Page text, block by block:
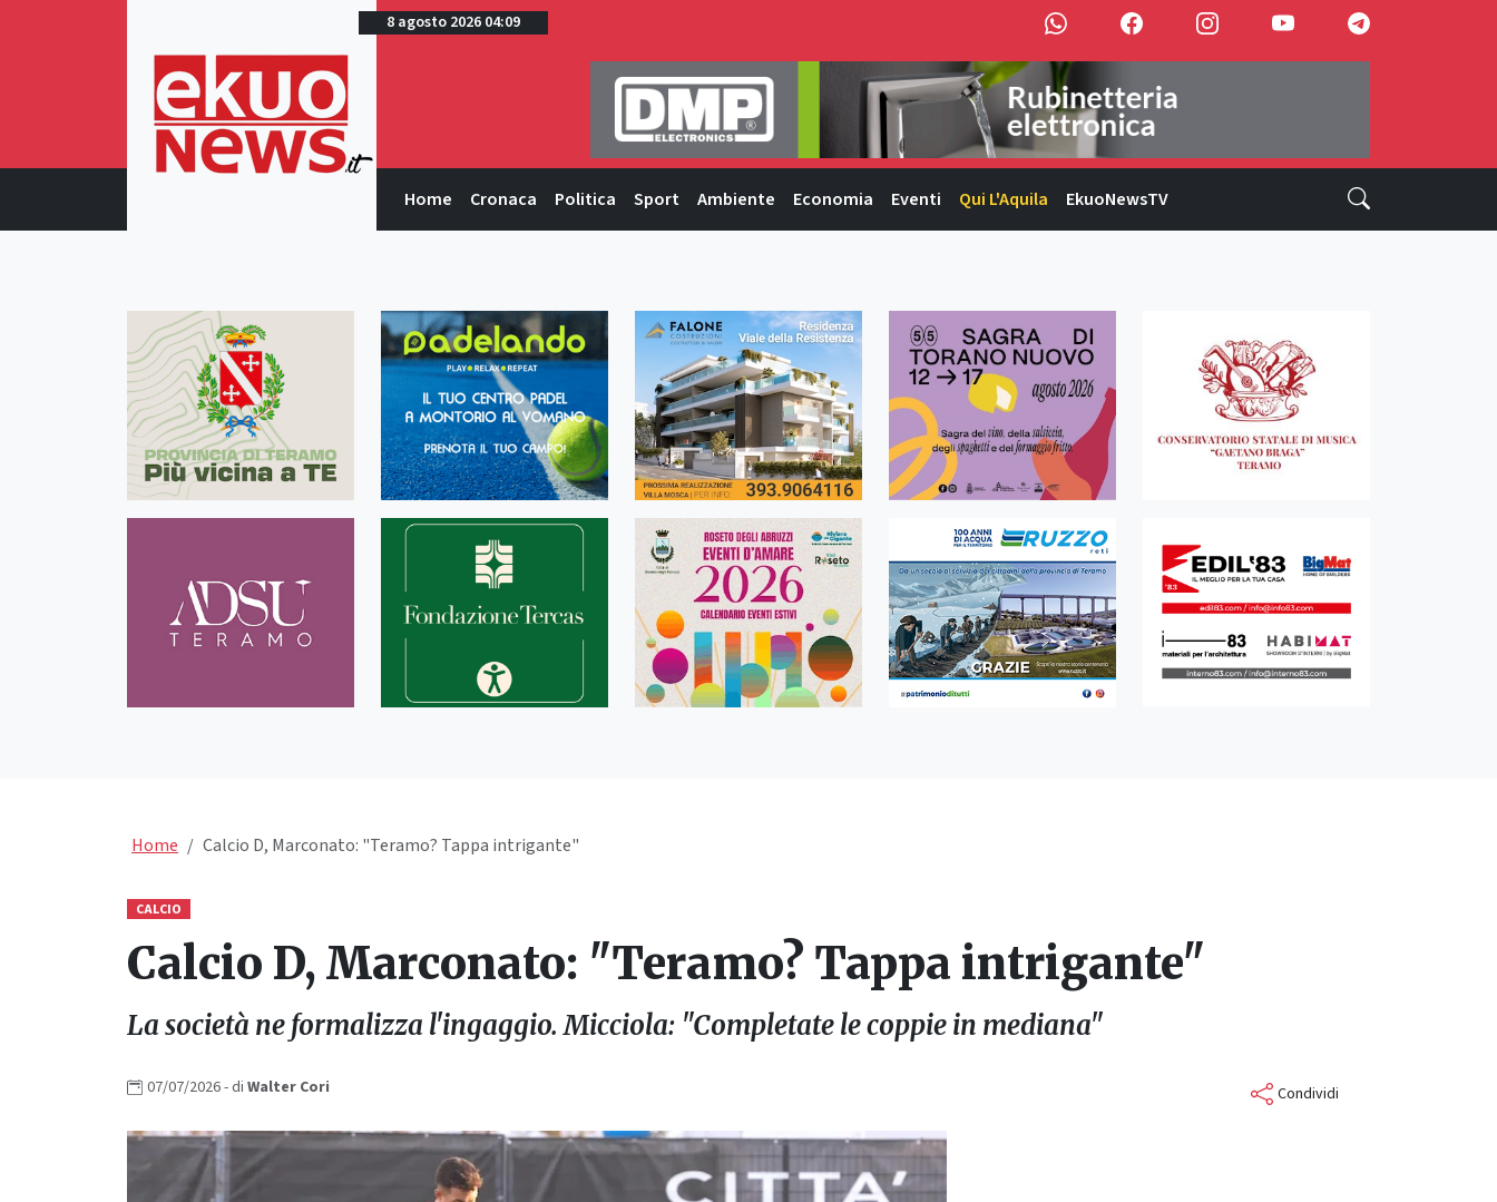
8 agosto 2026 04:09
Home Cronaca Politica Sport Ambiente Economia Eventi Qui L'Aquila EkuoNewsTV
Home Calcio D, Marconato: "Teramo? Tappa intrigante"
CALCIO
Calcio D, Marconato: "Teramo? Tappa intrigante"
La società ne formalizza l'ingaggio. Micciola: "Completate le coppie in mediana"
07/07/2026- di Walter Cori Condividi